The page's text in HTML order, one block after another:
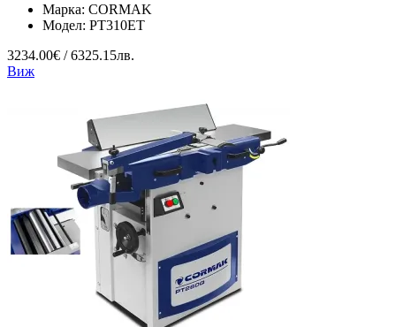
Марка: CORMAK
Модел: PT310ET
3234.00€ / 6325.15лв.
Виж